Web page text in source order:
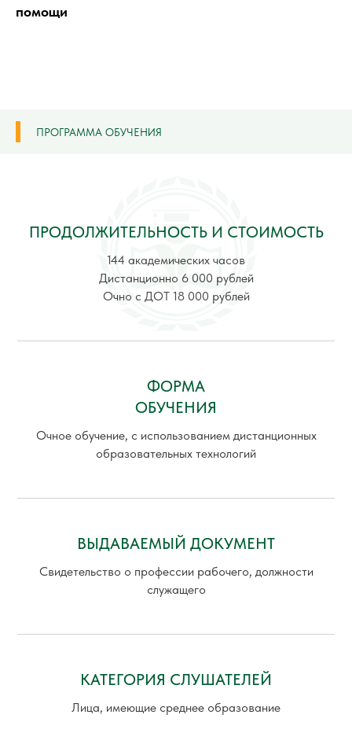
помощи
ПРОГРАММА ОБУЧЕНИЯ
ПРОДОЛЖИТЕЛЬНОСТЬ И СТОИМОСТЬ
144 академических часов
Дистанционно 6 000 рублей
Очно с ДОТ 18 000 рублей
ФОРМА
ОБУЧЕНИЯ
Очное обучение, с использованием дистанционных
образовательных технологий
ВЫДАВАЕМЫЙ ДОКУМЕНТ
Свидетельство о профессии рабочего, должности
служащего
КАТЕГОРИЯ СЛУШАТЕЛЕЙ
Лица, имеющие среднее образование